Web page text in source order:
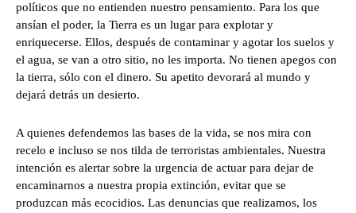
políticos que no entienden nuestro pensamiento. Para los que
ansían el poder, la Tierra es un lugar para explotar y
enriquecerse. Ellos, después de contaminar y agotar los suelos y
el agua, se van a otro sitio, no les importa. No tienen apegos con
la tierra, sólo con el dinero. Su apetito devorará al mundo y
dejará detrás un desierto.
A quienes defendemos las bases de la vida, se nos mira con
recelo e incluso se nos tilda de terroristas ambientales. Nuestra
intención es alertar sobre la urgencia de actuar para dejar de
encaminarnos a nuestra propia extinción, evitar que se
produzcan más ecocidios. Las denuncias que realizamos, los